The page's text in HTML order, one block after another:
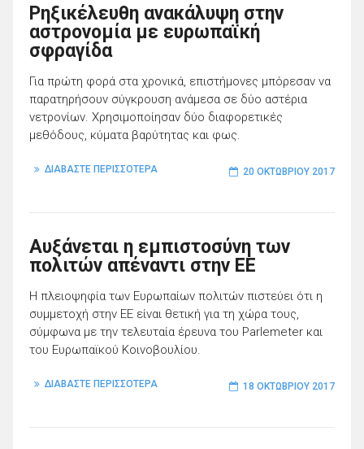
Ρηξικέλευθη ανακάλυψη στην
αστρονομία με ευρωπαϊκή
σφραγίδα
Για πρώτη φορά στα χρονικά, επιστήμονες μπόρεσαν να
παρατηρήσουν σύγκρουση ανάμεσα σε δύο αστέρια
νετρονίων. Χρησιμοποίησαν δύο διαφορετικές
μεθόδους, κύματα βαρύτητας και φως.
ΔΙΑΒΑΣΤΕ ΠΕΡΙΣΣΟΤΕΡΑ 20 ΟΚΤΩΒΡΊΟΥ 2017
Αυξάνεται η εμπιστοσύνη των
πολιτών απέναντι στην ΕΕ
Η πλειοψηφία των Ευρωπαίων πολιτών πιστεύει ότι η
συμμετοχή στην ΕΕ είναι θετική για τη χώρα τους,
σύμφωνα με την τελευταία έρευνα του Parlemeter και
του Ευρωπαϊκού Κοινοβουλίου.
ΔΙΑΒΑΣΤΕ ΠΕΡΙΣΣΟΤΕΡΑ 18 ΟΚΤΩΒΡΊΟΥ 2017